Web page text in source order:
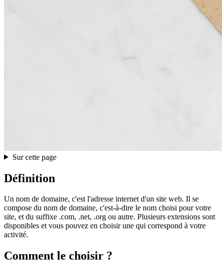
Sur cette page
Définition
Un nom de domaine, c'est l'adresse internet d'un site web. Il se
compose du nom de domaine, c'est-à-dire le nom choisi pour votre
site, et du suffixe .com, .net, .org ou autre. Plusieurs extensions sont
disponibles et vous pouvez en choisir une qui correspond à votre
activité.
Comment le choisir ?